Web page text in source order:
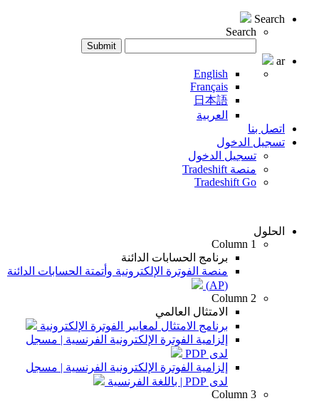
Search
Search
for:
Submit
ar
English
Français
日本語
العربية
اتصل بنا
تسجيل الدخول
تسجيل الدخول
منصة Tradeshift
Tradeshift Go
الحلول
Column 1
برنامج الحسابات الدائنة
منصة الفوترة الإلكترونية وأتمتة الحسابات الدائنة
Column 2
الامتثال العالمي
برنامج الامتثال لمعايير الفوترة الإلكترونية
إلزامية الفوترة الإلكترونية الفرنسية | مسجل
لدى PDP
إلزامية الفوترة الإلكترونية الفرنسية | مسجل
لدى PDP | باللغة الفرنسية
Column 3